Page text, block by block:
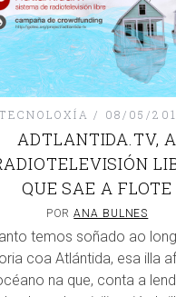
TECNOLOXÍA 08/05/
ADTLANTIDA.TV, A
QUE SAE A FLOTE
PORANA BULNES
temos soñado ao
coa Atlántida, esa illa
na que, conta a